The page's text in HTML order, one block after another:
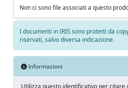
Non ci sono file associati a questo
I documenti in IRIS sono protetti da
riservati, salvo diversa indicazione.
Informazioni